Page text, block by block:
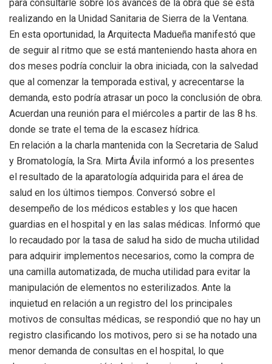
para consultarle sobre los avances de la obra que se está
realizando en la Unidad Sanitaria de Sierra de la Ventana.
En esta oportunidad, la Arquitecta Madueña manifestó que
de seguir al ritmo que se está manteniendo hasta ahora en
dos meses podría concluir la obra iniciada, con la salvedad
que al comenzar la temporada estival, y acrecentarse la
demanda, esto podría atrasar un poco la conclusión de obra.
Acuerdan una reunión para el miércoles a partir de las 8 hs.
donde se trate el tema de la escasez hídrica.
En relación a la charla mantenida con la Secretaria de Salud
y Bromatología, la Sra. Mirta Ávila informó a los presentes
el resultado de la aparatología adquirida para el área de
salud en los últimos tiempos. Conversó sobre el
desempeño de los médicos estables y los que hacen
guardias en el hospital y en las salas médicas. Informó que
lo recaudado por la tasa de salud ha sido de mucha utilidad
para adquirir implementos necesarios, como la compra de
una camilla automatizada, de mucha utilidad para evitar la
manipulación de elementos no esterilizados. Ante la
inquietud en relación a un registro del los principales
motivos de consultas médicas, se respondió que no hay un
registro clasificando los motivos, pero si se ha notado una
menor demanda de consultas en el hospital, lo que